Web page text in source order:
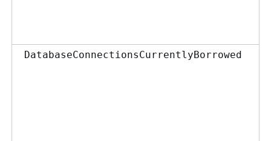
DatabaseConnectionsCurrentlyBorrowed